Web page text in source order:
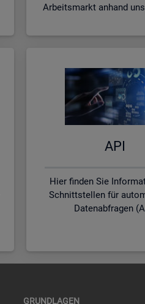
Arbeitsmarkt anhand
API
Hier finden Sie
Schnittstellen für
Datenabfragen
GRUND­LA­GEN